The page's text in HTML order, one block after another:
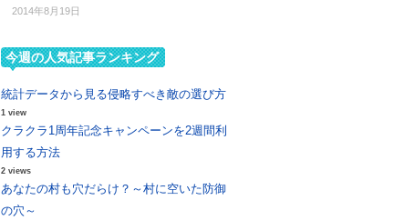
2014年8月19日
今週の人気記事ランキング
統計データから見る侵略すべき敵の選び方
1 view
クラクラ1周年記念キャンペーンを2週間利
用する方法
2 views
あなたの村も穴だらけ？～村に空いた防御
の穴～